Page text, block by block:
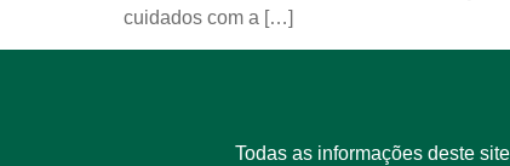
cuidados com a […]
Todas as informações deste